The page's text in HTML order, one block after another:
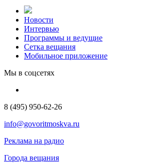
Новости
Интервью
Программы и ведущие
Сетка вещания
Мобильное приложение
Мы в соцсетях
8 (495) 950-62-26
info@govoritmoskva.ru
Реклама на радио
Города вещания